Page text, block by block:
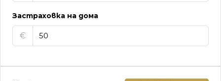
Застраховка на дома
€